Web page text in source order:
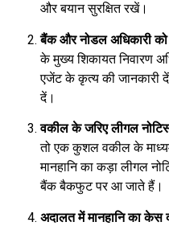
और बयान सुरक्षित रखें।
बैंक और नोडल अधिकारी
के मुख्य शिकायत निवारण
एजेंट के कृत्य की जानकारी दें
दें।
वकील के जरिए लीगल
तो एक कुशल वकील के
मानहानि का कड़ा लीगल
बैंक बैकफुट पर आ जाते हैं।
अदालत में मानहानि का केस